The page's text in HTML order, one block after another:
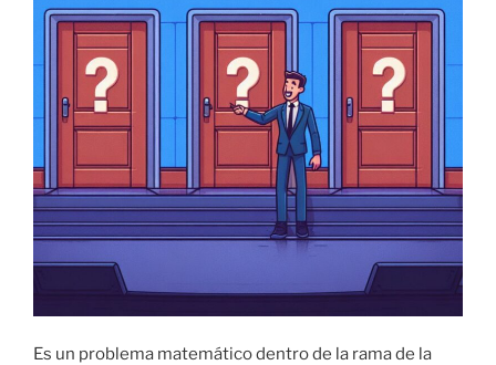
Es un problema matemático dentro de la rama de la